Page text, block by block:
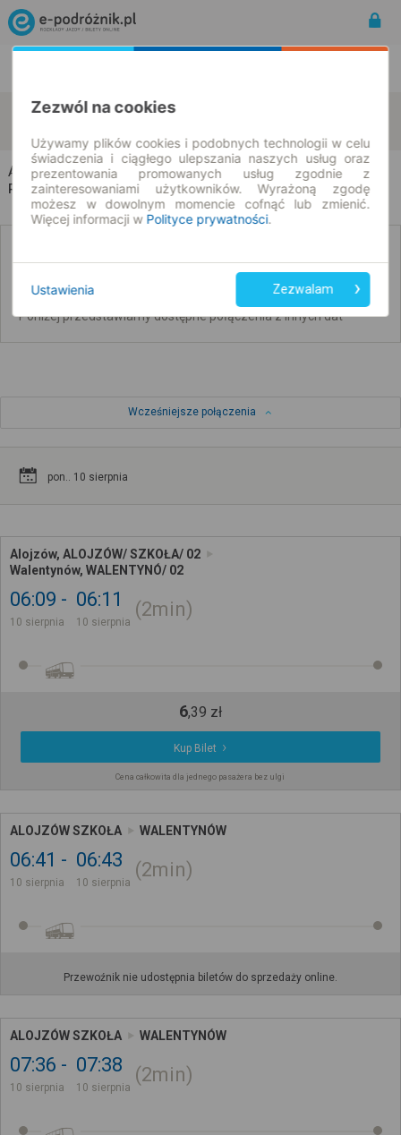
Alojzów Walentynów
Alojzów → Walentynów
Rozkład jazdy i bilety
Poniżej przedstawiamy dostępne połączenia z innych dat
Wcześniejsze połączenia
pon.. 10 sierpnia
Alojzów, ALOJZÓW/ SZKOŁA/ 02
Walentynów, WALENTYNÓ/ 02
06:09
10 sierpnia
06:11
10 sierpnia
2min
6,39 zł
Kup Bilet
Cena całkowita dla jednego pasażera bez ulgi
ALOJZÓW SZKOŁA WALENTYNÓW
06:41
10 sierpnia
06:43
10 sierpnia
2min
Przewoźnik nie udostępnia biletów do sprzedaży online.
ALOJZÓW SZKOŁA WALENTYNÓW
07:36
10 sierpnia
07:38
10 sierpnia
2min
Zezwól na cookies
Używamy plików cookies i podobnych technologii w celu
świadczenia i ciągłego ulepszania naszych usług oraz
prezentowania promowanych usług zgodnie z
zainteresowaniami użytkowników. Wyrażoną zgodę
możesz w dowolnym momencie cofnąć lub zmienić.
Więcej informacji w Polityce prywatności.
Ustawienia Zezwalam